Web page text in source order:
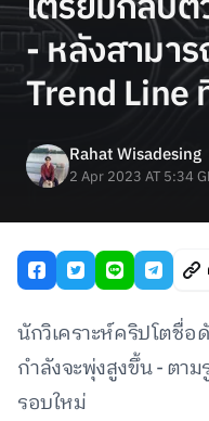
- หลังสามา
Trend
Rahat Wisadesing
2 Apr 2023 AT 5:34
นักวิเคราะห์คริปโตชื่อ
กำลังจะพุ่งสูงขึ้น - ตา
รอบใหม่